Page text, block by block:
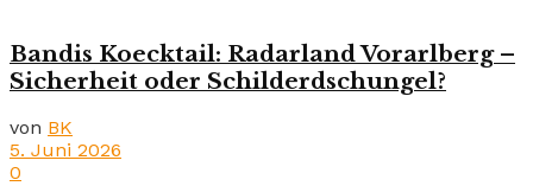
Bandis Koecktail: Radarland Vorarlberg –
Sicherheit oder Schilderdschungel?
von BK
5. Juni 2026
0